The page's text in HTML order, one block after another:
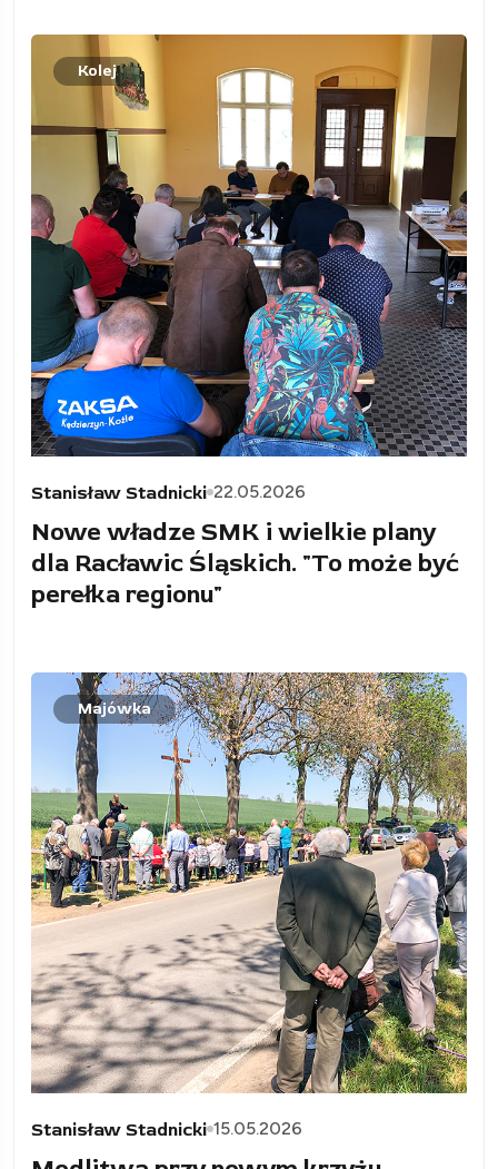
Kolej
Stanisław Stadnicki 22.05.2026
Nowe władze SMK i wielkie plany
dla Racławic Śląskich. "To może być
perełka regionu"
Majówka
Stanisław Stadnicki 15.05.2026